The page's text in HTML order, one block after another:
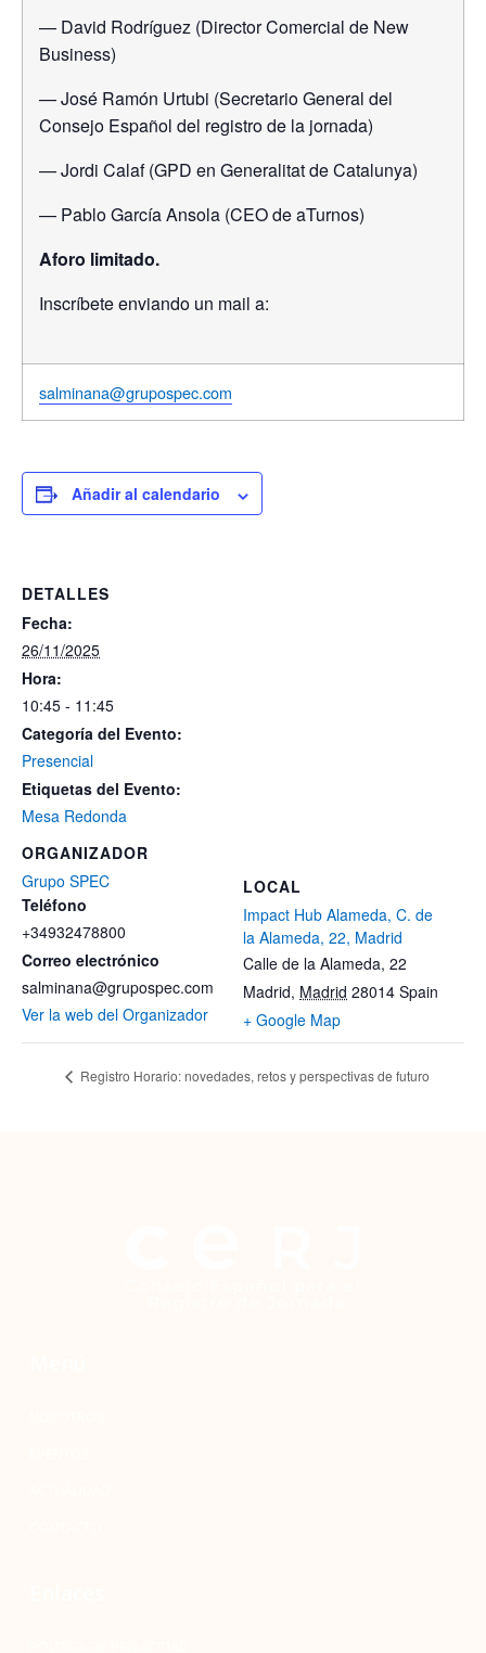
— David Rodríguez (Director Comercial de New
Business)
— José Ramón Urtubi (Secretario General del
Consejo Español del registro de la jornada)
— Jordi Calaf (GPD en Generalitat de Catalunya)
— Pablo García Ansola (CEO de aTurnos)
Aforo limitado.
Inscríbete enviando un mail a:
salminana@grupospec.com
Añadir al calendario
DETALLES
Fecha:
26/11/2025
Hora:
10:45 - 11:45
Categoría del Evento:
Presencial
Etiquetas del Evento:
Mesa Redonda
ORGANIZADOR
Grupo SPEC
Teléfono
+34932478800
Correo electrónico
salminana@grupospec.com
Ver la web del Organizador
LOCAL
Impact Hub Alameda, C. de
la Alameda, 22, Madrid
Calle de la Alameda, 22
Madrid, Madrid 28014 Spain
+ Google Map
Registro Horario: novedades, retos y perspectivas de futuro